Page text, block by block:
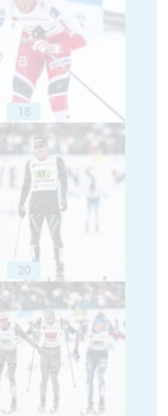
18
20